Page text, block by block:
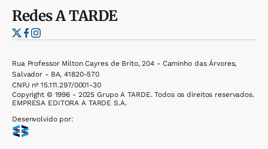
RedesA TARDE
Rua Professor Milton Cayres de Brito, 204 - Caminho das Árvores,
Salvador - BA, 41820-570
CNPJ nº 15.111.297/0001-30
Copyright © 1996 - 2025 Grupo A TARDE. Todos os direitos reservados.
EMPRESA EDITORA A TARDE S.A.
Desenvolvido por: